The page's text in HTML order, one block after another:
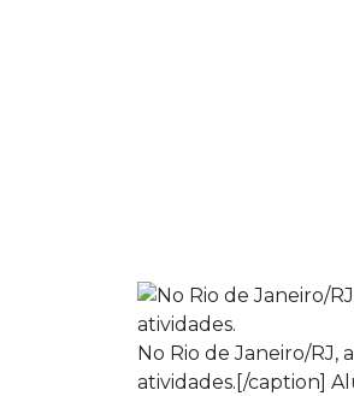
No Rio de Janeiro/
atividades.[/caption]